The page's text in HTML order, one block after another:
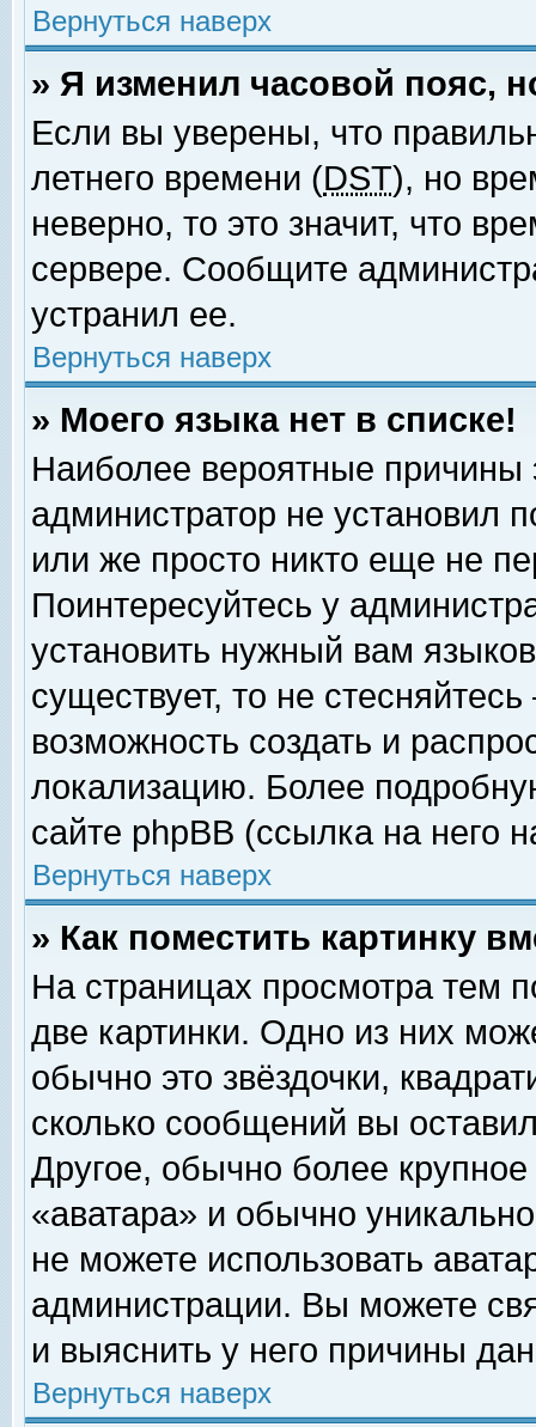
Вернуться наверх
» Я изменил часовой пояс,
Если вы уверены, что
летнего времени (DST), но
неверно, то это значит, что
сервере. Сообщите
устранил ее.
Вернуться наверх
» Моего языка нет в списке!
Наиболее вероятные причины
администратор не установил
или же просто никто еще не
Поинтересуйтесь у
установить нужный вам
существует, то не
возможность создать и
локализацию. Более
сайте phpBB (ссылка на него
Вернуться наверх
» Как поместить картинку
На страницах просмотра тем
две картинки. Одно из них
обычно это звёздочки,
сколько сообщений вы
Другое, обычно более
«аватара» и обычно
не можете использовать
администрации. Вы можете
и выяснить у него причины
Вернуться наверх